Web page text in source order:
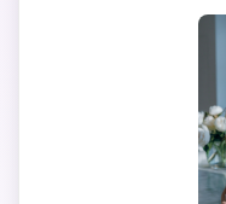
mattierten Highlights
zarte Schneeflocken-
Filmbeleuchtung,
realistische